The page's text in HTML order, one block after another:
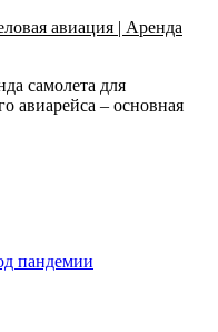
авиация | Аренда
самолета для
авиарейса – основная
пандемии